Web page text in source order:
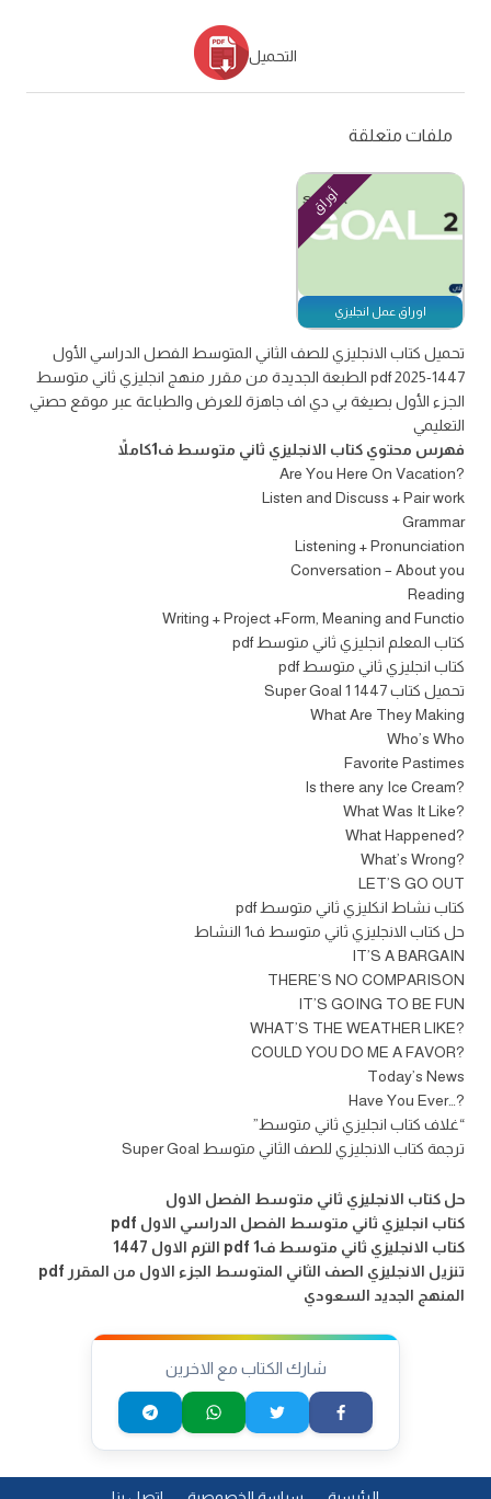
التحميل
ملفات متعلقة
أوراق
اوراق عمل انجليزي
تحميل كتاب الانجليزي للصف الثاني المتوسط الفصل الدراسي الأول
1447-2025 pdf الطبعة الجديدة من مقرر منهج انجليزي ثاني متوسط
الجزء الأول بصيغة بي دي اف جاهزة للعرض والطباعة عبر موقع حصتي
التعليمي
فهرس محتوي كتاب الانجليزي ثاني متوسط ف1كاملاً
?Are You Here On Vacation
Listen and Discuss + Pair work
Grammar
Listening + Pronunciation
Conversation – About you
Reading
Writing + Project +Form, Meaning and Functio
كتاب المعلم انجليزي ثاني متوسط pdf
كتاب انجليزي ثاني متوسط pdf
تحميل كتاب Super Goal 1 1447
What Are They Making
Who’s Who
Favorite Pastimes
?Is there any Ice Cream
?What Was It Like
?What Happened
?What’s Wrong
LET’S GO OUT
كتاب نشاط انكليزي ثاني متوسط pdf
حل كتاب الانجليزي ثاني متوسط ف1 النشاط
IT’S A BARGAIN
THERE’S NO COMPARISON
IT’S GOING TO BE FUN
?WHAT’S THE WEATHER LIKE
?COULD YOU DO ME A FAVOR
Today’s News
?…Have You Ever
“غلاف كتاب انجليزي ثاني متوسط”
ترجمة كتاب الانجليزي للصف الثاني متوسط Super Goal
حل كتاب الانجليزي ثاني متوسط الفصل الاول
كتاب انجليزي ثاني متوسط الفصل الدراسي الاول pdf
كتاب الانجليزي ثاني متوسط ف1 pdf الترم الاول 1447
تنزيل الانجليزي الصف الثاني المتوسط الجزء الاول من المقرر pdf
المنهج الجديد السعودي
شارك الكتاب مع الاخرين